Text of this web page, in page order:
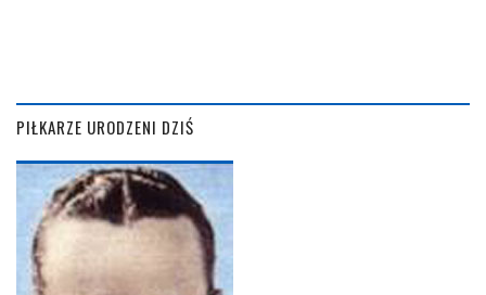
PIŁKARZE URODZENI DZIŚ